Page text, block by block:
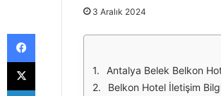
3 Aralık 2024
Antalya Belek Belkon
Belkon Hotel İletişim
Facebook
X
LinkedIn